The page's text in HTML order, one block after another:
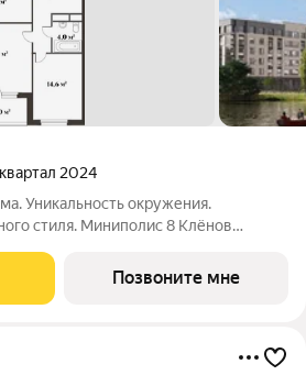
2024
Уникальность окружения.
стиля. Миниполис 8 Клёнов
от многолюдных улиц и шумных
центра столицы не
Позвоните мне